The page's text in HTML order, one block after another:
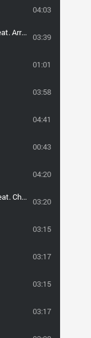
04:03
Pigs In The Sky VIP (feat. Arrested Youth) 03:39
01:01
03:58
04:41
00:43
04:20
Dressed to Impress (feat. Chae Hawk) [FREE DL] 03:20
03:15
03:17
03:15
03:17